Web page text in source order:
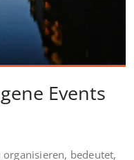
Events
organisieren, bedeutet,